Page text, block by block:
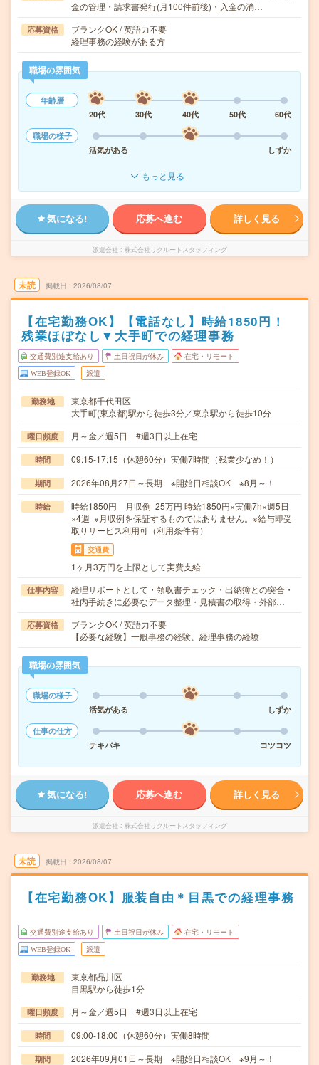
金の管理・請求書発行(月100件前後)・入金の消…
応募資格
ブランクOK / 英語力不要
経理事務の経験がある方
職場の雰囲気
年齢層
20代
30代 40代 50代
60代
職場の様子
活気がある
しずか
もっと見る
気になる! 応募へ進む 詳しく見る
派遣会社 株式会社リクルートスタッフィング
未読 掲載日 2026/08/07
【在宅勤務OK】【電話なし】時給1850円！
残業ほぼなし▼大手町での経理事務
交通費別途支給あり 土日祝日が休み 在宅・リモート
WEB登録OK 派遣
勤務地
東京都千代田区
大手町(東京都)駅から徒歩3分／東京駅から徒歩10分
曜日頻度 月～金／週5日 #週3日以上在宅
時間 09:15-17:15（休憩60分）実働7時間（残業少なめ！）
期間 2026年08月27日～長期 ※開始日相談OK ※8月～！
時給
時給1850円 月収例 25万円 時給1850円×実働7h×週5日
×4週 ※月収例を保証するものではありません。※給与即受
取りサービス利用可（利用条件有）
交通費
1ヶ月3万円を上限として実費支給
仕事内容
経理サポートとして・領収書チェック・出納簿との突合・
社内手続きに必要なデータ整理・見積書の取得・外部…
応募資格
ブランクOK / 英語力不要
【必要な経験】一般事務の経験、経理事務の経験
職場の雰囲気
職場の様子
活気がある
しずか
仕事の仕方
テキパキ
コツコツ
気になる! 応募へ進む 詳しく見る
派遣会社 株式会社リクルートスタッフィング
未読 掲載日 2026/08/07
【在宅勤務OK】服装自由＊目黒での経理事務
交通費別途支給あり 土日祝日が休み 在宅・リモート
WEB登録OK 派遣
勤務地
東京都品川区
目黒駅から徒歩1分
曜日頻度 月～金／週5日 #週3日以上在宅
時間 09:00-18:00（休憩60分）実働8時間
期間 2026年09月01日～長期 ※開始日相談OK ※9月～！